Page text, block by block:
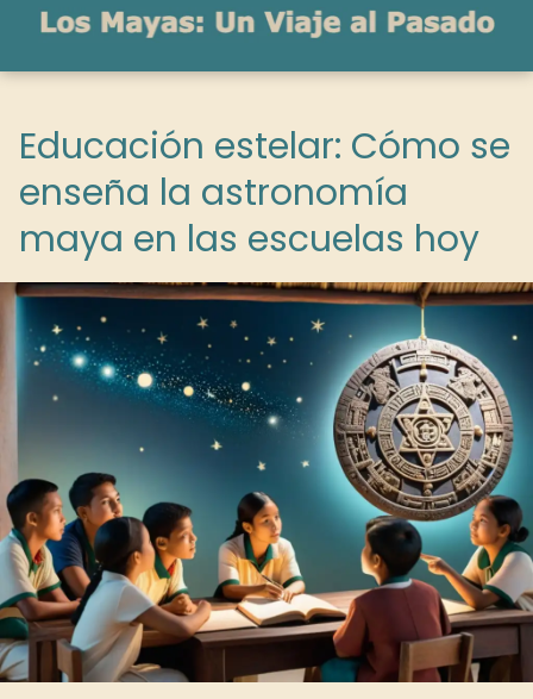
Educación estelar: Cómo se
enseña la astronomía
maya en las escuelas hoy